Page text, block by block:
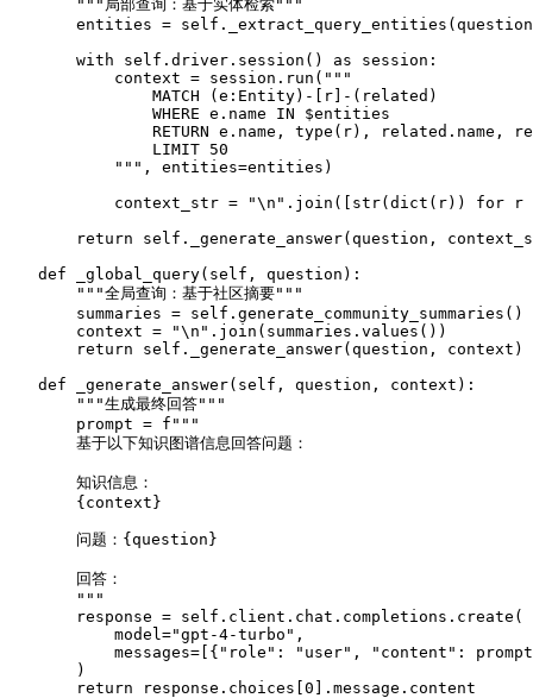
"""局部查询：基于实体检索"""
        entities =
self
with
self .driver.session() as session:
            context = session.run(
"""
                MATCH (e:Entity)-[r]-(related)
                WHERE e.name IN $entities
RETURN e.name, type(r), related.name,
                LIMIT 50
            """
, entities=entities)
            context_str =
"\n" .join([ str( dict (r)) for r
return
self ._generate_answer(question,
def
_global_query( self, question ):
"""全局查询：基于社区摘要"""
        summaries =
self .generate_community_summaries()
        context =
"\n" .join(summaries.values())
return
self ._generate_answer(question, context)
def
_generate_answer( self, question, context ):
"""生成最终回答"""
        prompt =
f"""
        基于以下知识图谱信息回答问题：
        知识信息：
{context}
        问题：
{question}
        回答：
        """
        response =
self .client.chat.completions.create(
            model=
"gpt-4-turbo" ,
            messages=[{
"role" : "user" , "content" :
        )
return response.choices[ 0